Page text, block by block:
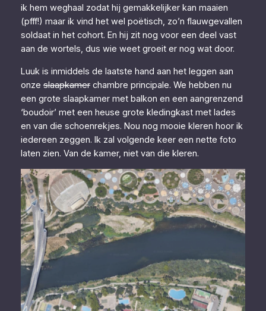
ik hem weghaal zodat hij gemakkelijker kan maaien
(pfff!) maar ik vind het wel poëtisch, zo’n flauwgevallen
soldaat in het cohort. En hij zit nog voor een deel vast
aan de wortels, dus wie weet groeit er nog wat door.
Luuk is inmiddels de laatste hand aan het leggen aan
onzeslaapkamerchambre principale. We hebben nu
een grote slaapkamer met balkon en een aangrenzend
‘boudoir’ met een heuse grote kledingkast met lades
en van die schoenrekjes. Nou nog mooie kleren hoor ik
iedereen zeggen. Ik zal volgende keer een nette foto
laten zien. Van de kamer, niet van die kleren.